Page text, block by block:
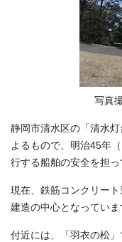
写真
静岡市清水区の「清水
よるもので、明治45年
行する船舶の安全を担っ
現在、鉄筋コンクリー
建造の中心となっていま
付近には、「羽衣の松